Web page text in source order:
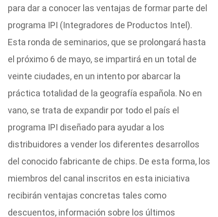
para dar a conocer las ventajas de formar parte del
programa IPI (Integradores de Productos Intel).
Esta ronda de seminarios, que se prolongará hasta
el próximo 6 de mayo, se impartirá en un total de
veinte ciudades, en un intento por abarcar la
práctica totalidad de la geografía española. No en
vano, se trata de expandir por todo el país el
programa IPI diseñado para ayudar a los
distribuidores a vender los diferentes desarrollos
del conocido fabricante de chips. De esta forma, los
miembros del canal inscritos en esta iniciativa
recibirán ventajas concretas tales como
descuentos, información sobre los últimos